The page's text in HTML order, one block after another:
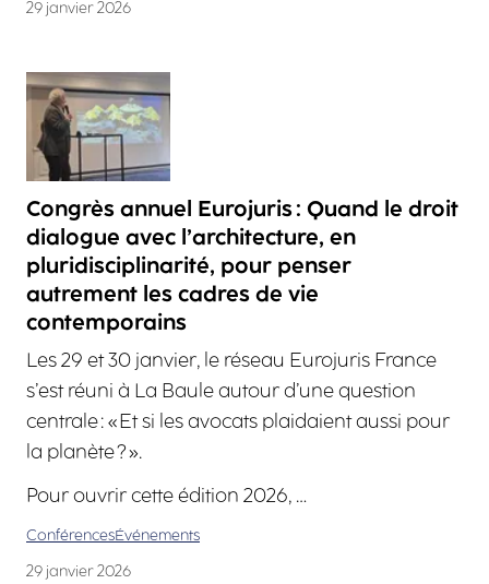
29 janvier 2026
Congrès annuel Eurojuris : Quand le droit
dialogue avec l’architecture, en
pluridisciplinarité, pour penser
autrement les cadres de vie
contemporains
Les 29 et 30 janvier, le réseau Eurojuris France
s’est réuni à La Baule autour d’une question
centrale : « Et si les avocats plaidaient aussi pour
la planète ? ».
Pour ouvrir cette édition 2026, …
ConférencesÉvénements
29 janvier 2026